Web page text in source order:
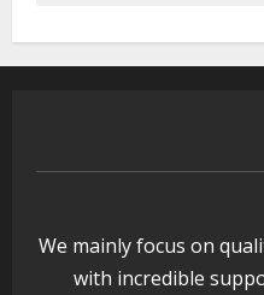
الدراسية لهذا العام
والتعليم بالولاية يدشن ورشة
We mainly focus on
with incredible